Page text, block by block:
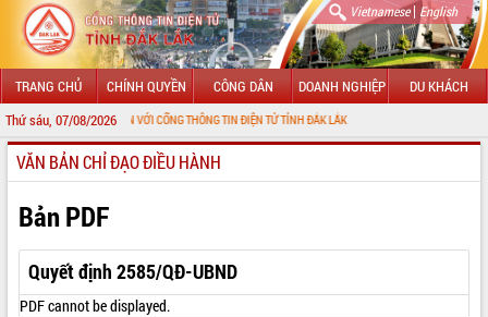
Vietnamese| English
TRANG CHỦ CHÍNH QUYỀN CÔNG DÂN DOANH NGHIỆP DU KHÁCH
Thứ sáu, 07/08/2026
MỪNG ĐẾN VỚI CỔNG THÔNG TIN ĐIỆN TỬ TỈNH ĐẮK LẮK
GIỚI THIỆU
LÃNH ĐẠO UBND TỈNH
TIN TỨC SỰ KIỆN
SỞ, BAN, NGÀNH
VĂN BẢN CHỈ ĐẠO ĐIỀU HÀNH
Bản PDF
Quyết định 2585/QĐ-UBND
PDF cannot be displayed.